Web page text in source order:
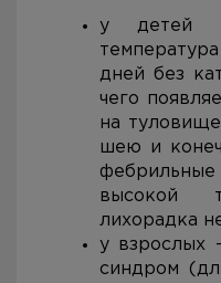
у детей —
дней без
чего
на
шею и
высокой
лихорадка
у взрослых
синдром